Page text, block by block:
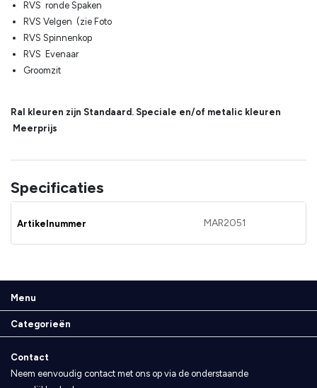
RVS ronde Spaken
RVS Velgen (zie Foto
RVS Spinnenkop
RVS Evenaar
Groomzit
Ral kleuren zijn Standaard. Speciale en/of metalic kleuren
Meerprijs
Specificaties
Artikelnummer MAR2051
Menu
Categorieën
Contact
Neem eenvoudig contact met ons op via de onderstaande